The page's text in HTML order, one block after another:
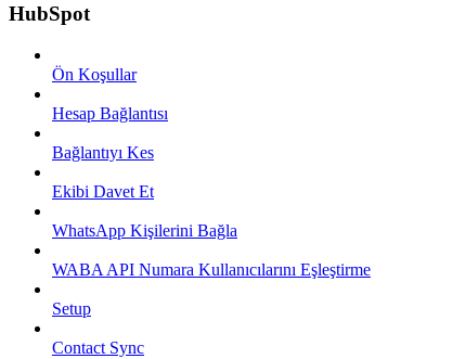
HubSpot
Ön Koşullar
Hesap Bağlantısı
Bağlantıyı Kes
Ekibi Davet Et
WhatsApp Kişilerini Bağla
WABA API Numara Kullanıcılarını Eşleştirme
Setup
Contact Sync